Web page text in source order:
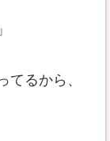
てるから、